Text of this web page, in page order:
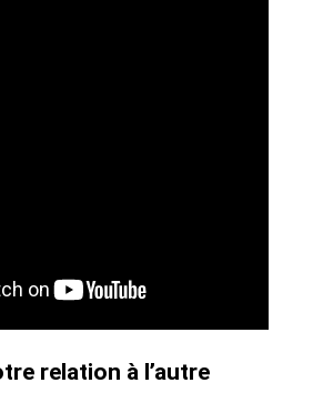
relation à l’autre